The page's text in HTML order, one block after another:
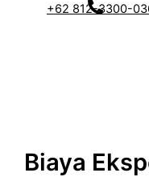
+62 812-3300-
Biaya